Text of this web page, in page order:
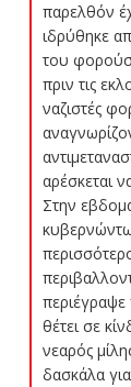
παρελθόν
ιδρύθηκε
του
πριν τις
ναζιστές
αρέσκεται
Στην
θέτει σε
νεαρός
δασκάλα